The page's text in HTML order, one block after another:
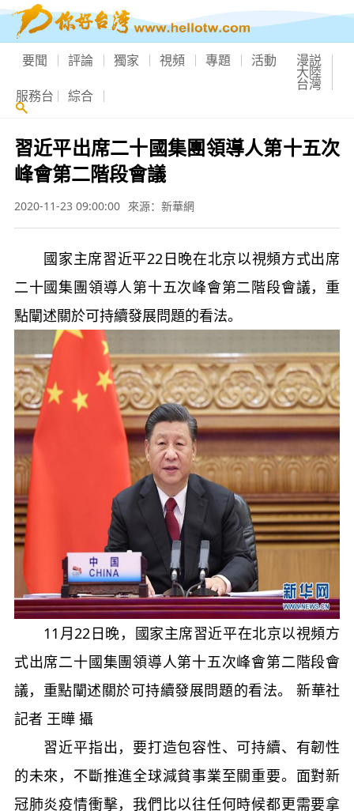
要聞 評論 獨家 視頻 專題 活動 漫説
大陸
台灣
服務台 綜合
習近平出席二十國集團領導人第十五次
峰會第二階段會議
2020-11-23 09:00:00 來源：新華網
國家主席習近平22日晚在北京以視頻方式出席
二十國集團領導人第十五次峰會第二階段會議，重
點闡述關於可持續發展問題的看法。
11月22日晚，國家主席習近平在北京以視頻方
式出席二十國集團領導人第十五次峰會第二階段會
議，重點闡述關於可持續發展問題的看法。 新華社
記者 王曄 攝
習近平指出，要打造包容性、可持續、有韌性
的未來，不斷推進全球減貧事業至關重要。面對新
冠肺炎疫情衝擊，我們比以往任何時候都更需要拿